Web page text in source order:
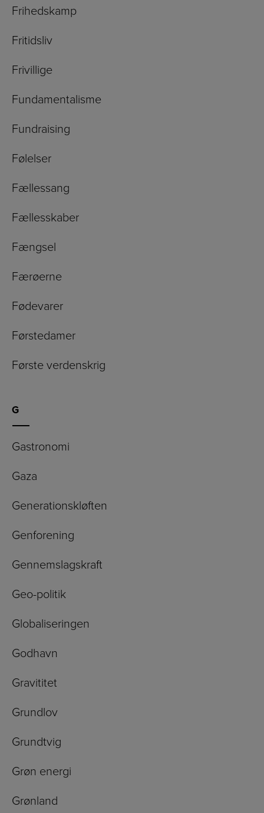
Frihedskamp
Fritidsliv
Frivillige
Fundamentalisme
Fundraising
Følelser
Fællessang
Fællesskaber
Fængsel
Færøerne
Fødevarer
Førstedamer
Første verdenskrig
G
Gastronomi
Gaza
Generationskløften
Genforening
Gennemslagskraft
Geo-politik
Globaliseringen
Godhavn
Gravititet
Grundlov
Grundtvig
Grøn energi
Grønland